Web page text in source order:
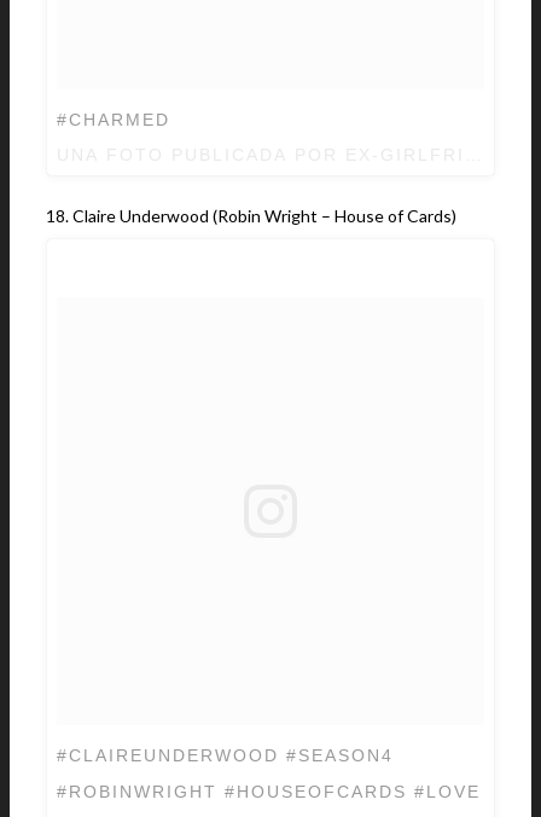
#CHARMED
18. Claire Underwood (Robin Wright – House of Cards)
#CLAIREUNDERWOOD #SEASON4
#ROBINWRIGHT #HOUSEOFCARDS #LOVE